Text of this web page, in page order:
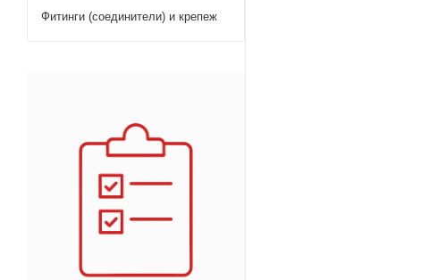
Фитинги (соединители) и крепеж